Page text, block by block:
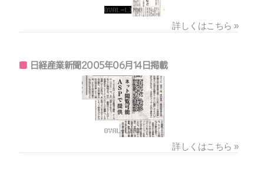
詳しくはこちら »
日経産業新聞2005年06月14日掲載
詳しくはこちら »